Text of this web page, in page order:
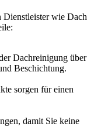
Dienstleister wie Dach
Dachreinigung über
Beschichtung.
sorgen für einen
damit Sie keine